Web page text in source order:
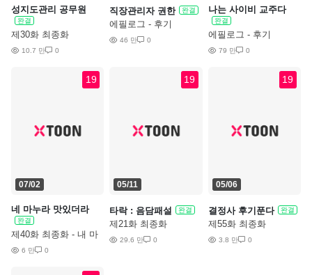
성지도관리 공무원
완결
제30화 최종화
10.7 만 0
직장관리자 권한 완결
에필로그 - 후기
46 만 0
나는 사이비 교주다
완결
에필로그 - 후기
79 만 0
19
07/02
네 마누라 맛있더라
완결
제40화 최종화 - 내 마
누라가 된 네 마누라,
맛있더라
6 만 0
19
05/11
타락 : 음담패설 완결
제21화 최종화
29.6 만 0
19
05/06
결정사 후기푼다 완결
제55화 최종화
3.8 만 0